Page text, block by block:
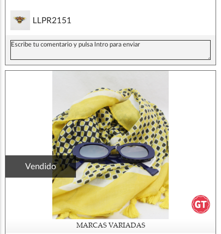
LLPR2151
Vendido
MARCAS VARIADAS